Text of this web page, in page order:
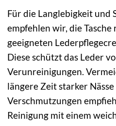
Für die Langlebigkeit und
empfehlen wir, die
geeigneten
Diese schützt das Leder
Verunreinigungen.
längere Zeit starker Nässe
Verschmutzungen
Reinigung mit einem